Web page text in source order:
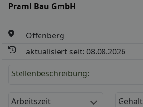
Praml Bau GmbH
Offenberg
aktualisiert seit: 08.08.2026
Stellenbeschreibung:
Arbeitszeit Gehalt